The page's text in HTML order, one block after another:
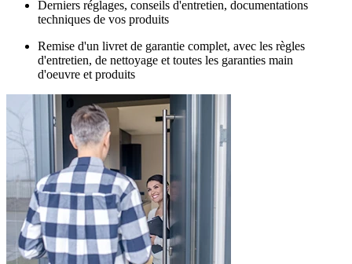
Derniers réglages, conseils d'entretien, documentations
techniques de vos produits
Remise d'un livret de garantie complet, avec les règles
d'entretien, de nettoyage et toutes les garanties main
d'oeuvre et produits